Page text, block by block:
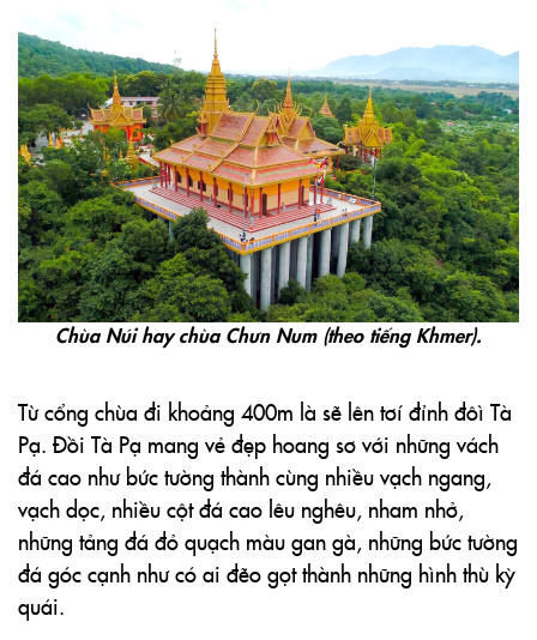
Chùa Núi hay chùa Chưn Num (theo tiếng Khmer).
Từ cổng chùa đi khoảng 400m là sẽ lên tơí đỉnh đôì Tà
Pạ. Đồi Tà Pạ mang vẻ đẹp hoang sơ với những vách
đá cao như bức tường thành cùng nhiều vạch ngang,
vạch dọc, nhiều cột đá cao lêu nghêu, nham nhở,
những tảng đá đỏ quạch màu gan gà, những bức tường
đá góc cạnh như có ai đẽo gọt thành những hình thù kỳ
quái.